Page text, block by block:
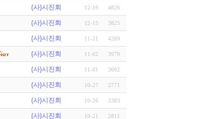
(사)시진회 12-19 4826
(사)시진회 12-15 3825
(사)시진회 11-21 4269
(사)시진회 11-02 3979
(사)시진회 11-01 3692
(사)시진회 10-27 2771
(사)시진회 10-26 3383
(사)시진회 10-21 2811